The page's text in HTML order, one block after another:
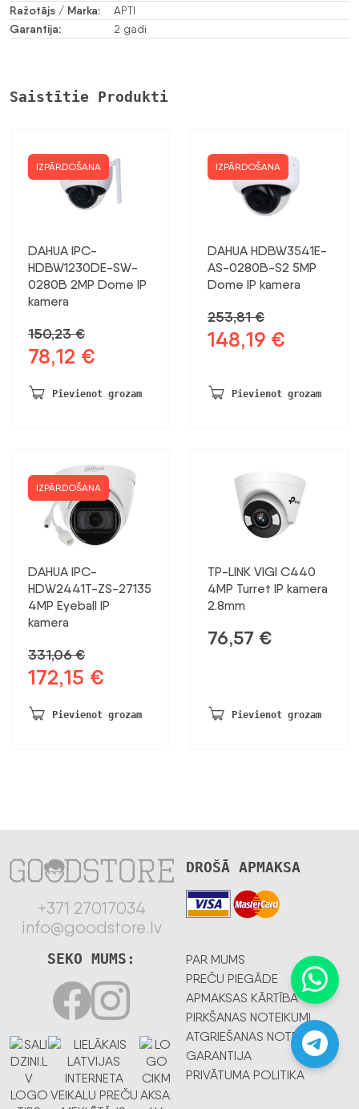
Ražotājs / Marka: APTI
Garantija: 2 gadi
Saistītie Produkti
IZPĀRDOŠANA
DAHUA IPC-
HDBW1230DE-SW-
0280B 2MP Dome IP
kamera
150,23€
Sākotnējā
bija:
78,12 €
ir:
Pievienot grozam
IZPĀRDOŠANA
DAHUA HDBW3541E-
AS-0280B-S2 5MP
Dome IP kamera
253,81€
Sākotnējā
253,81 €.
148,19 €
148,19 €.
Pievienot grozam
IZPĀRDOŠANA
DAHUA IPC-
HDW2441T-ZS-27135
4MP Eyeball IP
kamera
331,06€
Sākotnējā
bija:
172,15 €
ir:
Pievienot grozam
TP-LINK VIGI C440
4MP Turret IP kamera
2.8mm
76,57 €
Pievienot grozam
+371 27017034
info@goodstore.lv
DROŠĀ APMAKSA
PAR MUMS
PREČU PIEGĀDE
APMAKSAS KĀRTĪBA
PIRKŠANAS NOTEIKUMI
ATGRIEŠANAS NOTEIKUMI
GARANTIJA
PRIVĀTUMA POLITIKA
SEKO MUMS: